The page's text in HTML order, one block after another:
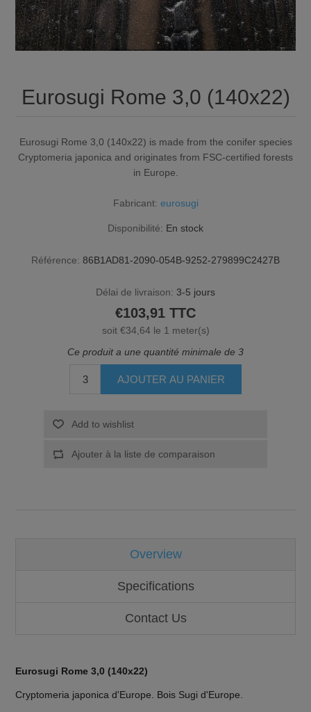
Eurosugi Rome 3,0 (140x22)
Eurosugi Rome 3,0 (140x22) is made from the conifer species
Cryptomeria japonica and originates from FSC-certified forests
in Europe.
Fabricant: eurosugi
Disponibilité: En stock
Référence: 86B1AD81-2090-054B-9252-279899C2427B
Délai de livraison: 3-5 jours
€103,91 TTC
soit €34,64 le 1 meter(s)
Ce produit a une quantité minimale de 3
Overview
Specifications
Contact Us
Eurosugi Rome 3,0 (140x22)
Cryptomeria japonica d'Europe. Bois Sugi d'Europe.